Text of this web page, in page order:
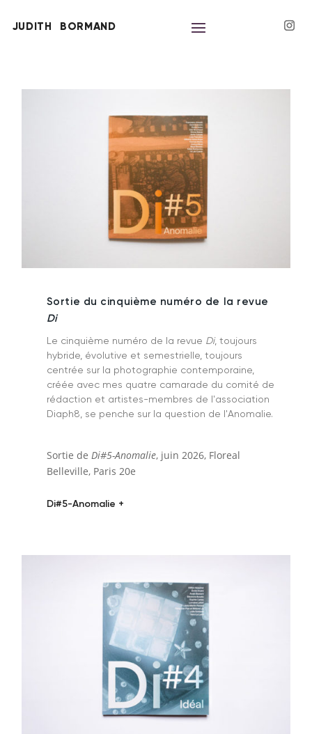
JUDITH BORMAND
Sortie du cinquième numéro de la revue
Di
Le cinquième numéro de la revue Di, toujours
hybride, évolutive et semestrielle, toujours
centrée sur la photographie contemporaine,
créée avec mes quatre camarade du comité de
rédaction et artistes-membres de l'association
Diaph8, se penche sur la question de l'Anomalie.
Sortie de Di#5-Anomalie, juin 2026, Floreal
Belleville, Paris 20e
Di#5-Anomalie +